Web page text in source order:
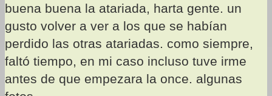
buena buena la atariada, harta gente. un
gusto volver a ver a los que se habían
perdido las otras atariadas. como siempre,
faltó tiempo, en mi caso incluso tuve irme
antes de que empezara la once. algunas